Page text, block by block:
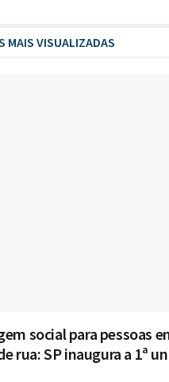
MAIS VISUALIZADAS
social para pessoas
rua: SP inaugura a 1ª